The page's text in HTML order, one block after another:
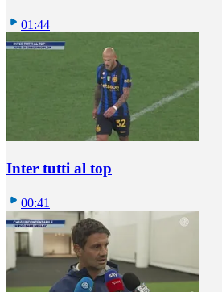
01:44
Inter tutti al top
00:41